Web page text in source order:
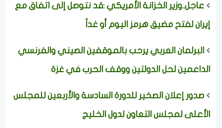
عاجل..وزير الخزانة الأمريكي :قد نتوصل إلى اتفاق مع
إيران لفتح مضيق هرمز اليوم أو غداً
البرلمان العربي يرحب بالموقفين الصيني والفرنسي
الداعمين لحل الدولتين ووقف الحرب في غزة
صدور إعلان الصخير للدورة السادسة والأربعين للمجلس
الأعلى لمجلس التعاون لدول الخليج